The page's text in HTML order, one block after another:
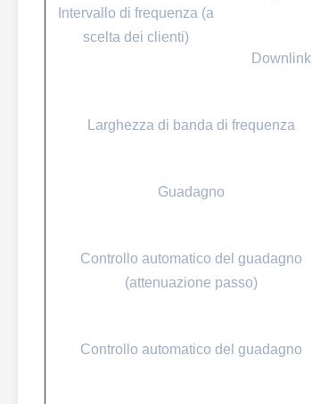
Intervallo di frequenza (a
scelta dei clienti)
Downlink
Larghezza di banda di frequenza
Guadagno
Controllo automatico del guadagno
(attenuazione passo)
Controllo automatico del guadagno